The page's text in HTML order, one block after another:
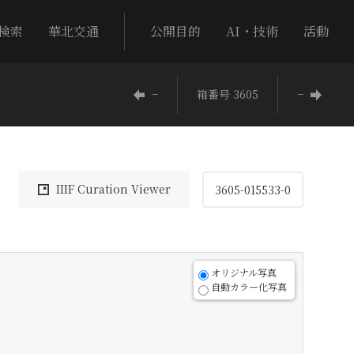
索 華北交通 公開目的 AI・技術 活動
− 箱番号 3605 −
IIIF Curation Viewer 3605-015533-0
オリジナル写真
自動カラー化写真